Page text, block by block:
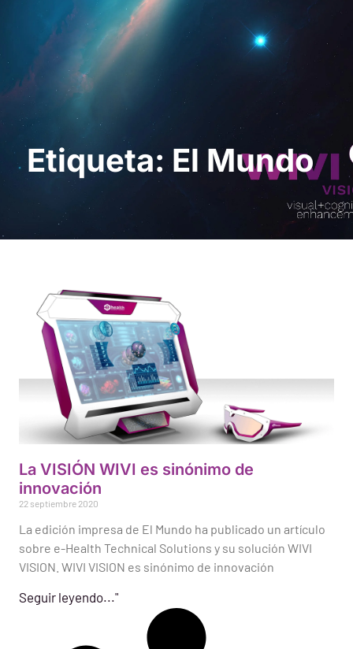
Solicita una demo
Etiqueta: El Mundo
La VISIÓN WIVI es sinónimo de
innovación
22 septiembre 2020
La edición impresa de El Mundo ha publicado un artículo
sobre e-Health Technical Solutions y su solución WIVI
VISION. WIVI VISION es sinónimo de innovación
Seguir leyendo..."